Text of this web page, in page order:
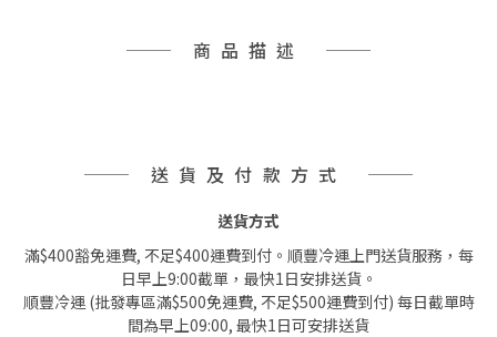
商品描述
送貨及付款方式
送貨方式
滿$400豁免運費, 不足$400運費到付。順豐冷運上門送貨服務，每
日早上9:00截單，最快1日安排送貨。
順豐冷運 (批發專區滿$500免運費, 不足$500運費到付) 每日截單時
間為早上09:00, 最快1日可安排送貨